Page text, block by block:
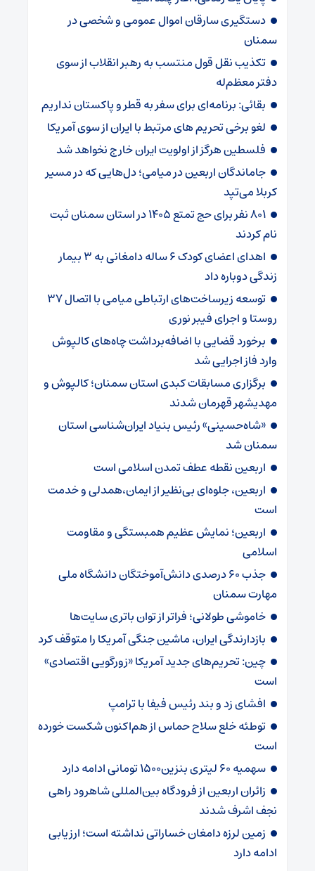
دستگیری سارقان اموال عمومی و شخصی در
سمنان
تکذیب نقل قول منتسب به رهبر انقلاب از سوی
دفتر معظم‌له
بقائی: برنامه‌ای برای سفر به قطر و پاکستان نداریم
لغو برخی تحریم های مرتبط با ایران از سوی آمریکا
فلسطین هرگز از اولویت ایران خارج نخواهد شد
جاماندگان اربعین در میامی؛ دل‌هایی که در مسیر
کربلا می‌تپد
۸۰۱ نفر برای حج تمتع ۱۴۰۵ در استان سمنان ثبت
نام کردند
اهدای اعضای کودک ۶ ساله دامغانی به ۳ بیمار
زندگی دوباره داد
توسعه زیرساخت‌های ارتباطی میامی با اتصال ۳۷
روستا و اجرای فیبر نوری
برخورد قضایی با اضافه‌برداشت چاه‌های کالپوش
وارد فاز اجرایی شد
برگزاری مسابقات کبدی استان سمنان؛ کالپوش و
مهدیشهر قهرمان شدند
«شاه‌حسینی» رئیس بنیاد ایران‌شناسی استان
سمنان شد
اربعین نقطه عطف تمدن اسلامی است
اربعین، جلوه‌ای بی‌نظیر از ایمان،همدلی و خدمت
است
اربعین؛ نمایش عظیم همبستگی و مقاومت
اسلامی
جذب ۶۰ درصدی دانش‌آموختگان دانشگاه ملی
مهارت سمنان
خاموشی طولانی؛ فراتر از توان باتری سایت‌ها
بازدارندگی ایران، ماشین جنگی آمریکا را متوقف کرد
چین: تحریم‌های جدید آمریکا «زورگویی اقتصادی»
است
افشای زد و بند رئیس فیفا با ترامپ
توطئه خلع سلاح حماس از هم‌اکنون شکست خورده
است
سهمیه ۶۰ لیتری بنزین۱۵۰۰ تومانی ادامه دارد
زائران اربعین از فرودگاه بین‌المللی شاهرود راهی
نجف اشرف شدند
زمین لرزه دامغان خساراتی نداشته است؛ ارزیابی
ادامه دارد